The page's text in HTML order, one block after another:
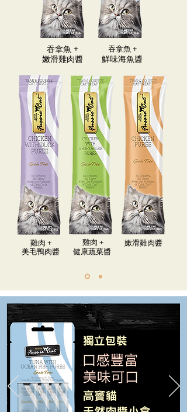
​吞拿魚​ +
嫩滑雞肉醬
​吞拿魚​ +
鮮味海魚醬
​雞肉​ +
美毛鴨肉醬
​雞肉​ +
健康蔬菜醬
嫰滑雞肉醬